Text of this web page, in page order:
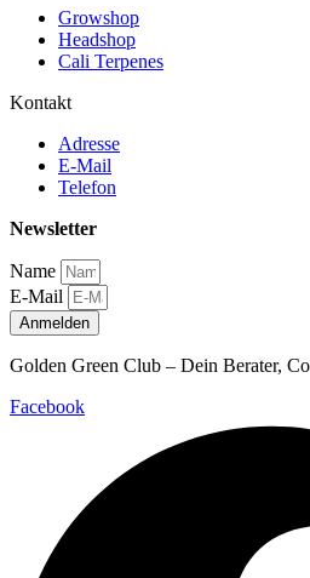
Growshop
Headshop
Cali Terpenes
Kontakt
Adresse
E-Mail
Telefon
Newsletter
Name
E-Mail
Anmelden
Golden Green Club – Dein Berater,
Facebook